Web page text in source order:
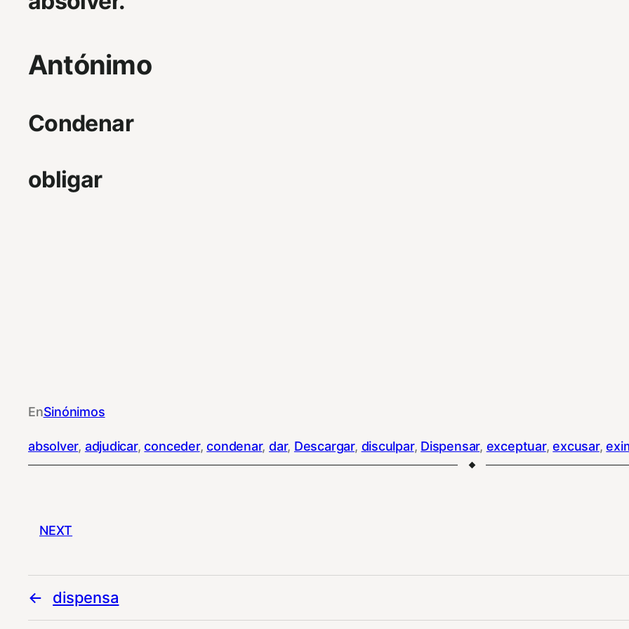
Antónimo
Condenar
obligar
EnSinónimos
absolver, adjudicar, conceder, condenar, dar, Descargar, disculpar, Dispensar, exceptuar, excusar,
NEXT
dispensa